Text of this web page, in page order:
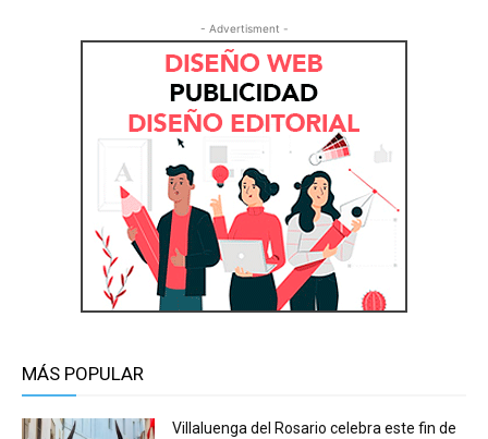
- Advertisment -
MÁS POPULAR
Villaluenga del Rosario celebra este fin de